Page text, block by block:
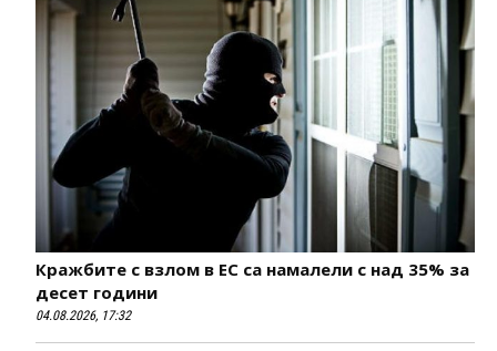
Кражбите с взлом в ЕС са намалели с над 35% за
десет години
04.08.2026, 17:32